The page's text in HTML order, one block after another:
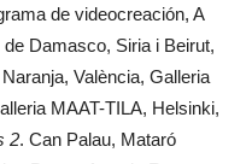
de videocreación, A
Damasco, Siria i Beirut,
València, Galleria
MAAT-TILA, Helsinki,
2. Can Palau, Mataró